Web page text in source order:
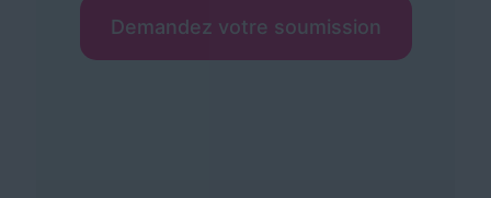
Demandez votre soumission